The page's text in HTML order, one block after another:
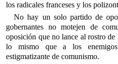
los radicales franceses y los
No hay un solo partido de
gobernantes no motejen de
oposición que no lance al rostro de
lo mismo que a los enemigos
estigmatizante de comunismo.